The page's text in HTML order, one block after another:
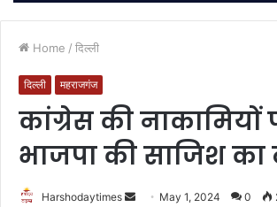
Home / दिल्ली
दिल्ली महराजगंज
कांग्रेस की नाकामियों
भाजपा की साजिश का
Harshodaytimes
Send May 1, 2024 0